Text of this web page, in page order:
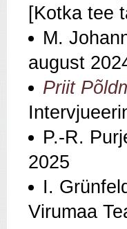
[Kotka tee
M.
august
Priit
P.-R.
2025
I.
Virumaa